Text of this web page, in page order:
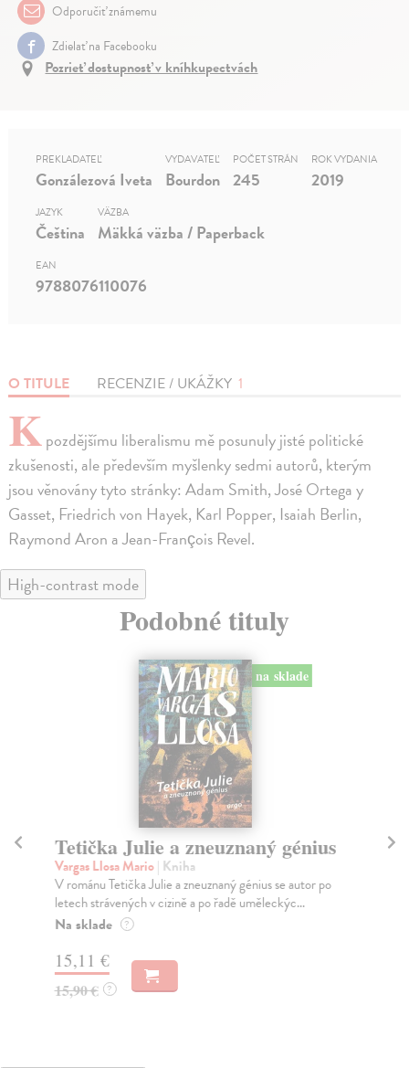
Odporučiť známemu
Zdielať na Facebooku
Pozrieť dostupnosť v kníhkupectvách
O TITULE RECENZIE / UKÁŽKY 1
Kpozdějšímu liberalismu mě posunuly jisté politické
zkušenosti, ale především myšlenky sedmi autorů, kterým
jsou věnovány tyto stránky: Adam Smith, José Ortega y
Gasset, Friedrich von Hayek, Karl Popper, Isaiah Berlin,
Raymond Aron a Jean-François Revel.
PREKLADATEĽ
Gonzálezová Iveta
VYDAVATEĽ
Bourdon
POČET STRÁN
245
ROK VYDANIA
2019
JAZYK
Čeština
VÄZBA
Mäkká väzba / Paperback
EAN
9788076110076
High-contrast mode
Podobné tituly
na sklade
Tetička Julie a zneuznaný génius
Vargas Llosa Mario| Kniha
V románu Tetička Julie a zneuznaný génius se autor po
letech strávených v cizině a po řadě uměleckýc...
Na sklade ?
15,11 €
15,90 € ?